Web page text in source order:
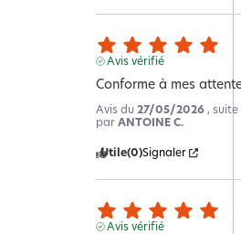
Avis vérifié
Conforme à mes
Avis du 27/05/2026 , suite
par ANTOINE C.
Utile(0)Signaler
Avis vérifié